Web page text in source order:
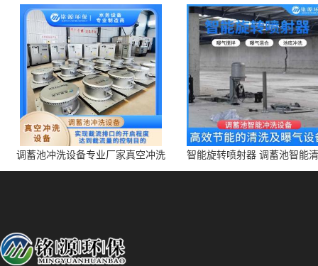
调蓄池冲洗设备专业厂家真空冲洗
装置厂家青岛铭源环保减少堵塞设
智能旋转喷射器 调蓄池智能
点对点面对面旋转清洗